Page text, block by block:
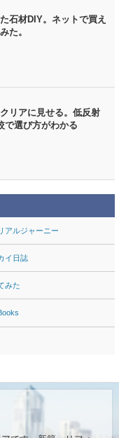
石材DIY。ネットで買え
た。
リアに見せる。低反射
で選び方がわかる
アルジャーニー
イ日誌
みた